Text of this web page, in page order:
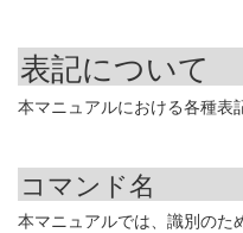
表記について
本マニュアルにおける各種表
コマンド名
本マニュアルでは、識別のた